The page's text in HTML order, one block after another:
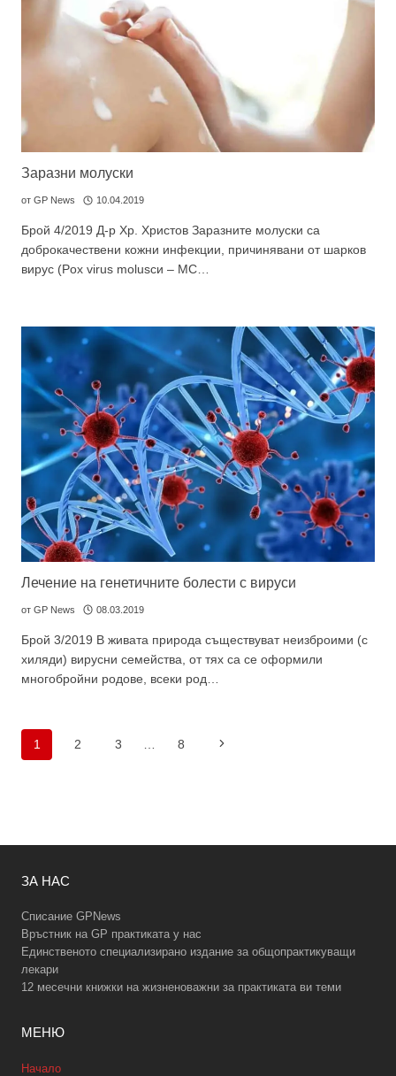
Заразни молуски
от GP News 10.04.2019
Брой 4/2019 Д-р Хр. Христов Заразните молуски са
доброкачествени кожни инфекции, причинявани от шарков
вирус (Pox virus moluscи – MC…
Лечение на генетичните болести с вируси
от GP News 08.03.2019
Брой 3/2019 В живата природа съществуват неизброими (с
хиляди) вирусни семейства, от тях са се оформили
многобройни родове, всеки род…
Навигация
на
1 2 3 8
Следваща
ЗА НАС
Списание GPNews
Връстник на GP практиката у нас
Единственото специализирано издание за общопрактикуващи
лекари
12 месечни книжки на жизненоважни за практиката ви теми
МЕНЮ
Начало